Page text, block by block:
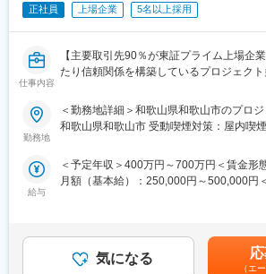
就業形態は下記いずれかの就業形態となり
■リモートワーク
ートワーク就業を活用しております。
ンから受け入れ後のフォローまでを一気
また、技術管理担当と営業が定期的に面
で、「働きやすい環境」を実現していま
・技術力向上の為の研修時間も勤務時間
なります。
正社員 上場企業 5名以上採用
仕事内容
【主要取引先90％が東証プライム上場企
たり信頼関係を構築しているプロジェク
122日・プライベート重視の働き方◎】
を中心とした開発プロジェクトで自動車
ECU、走行支援制御、通信系等）を中心
■配属先
勤務地
＜勤務地詳細＞和歌山県和歌山市のプロ
和歌山県和歌山市 受動喫煙対策：屋内喫
給与
＜予定年収＞400万円～700万円＜賃金形
月額（基本給）：250,000円～500,000円
あくまでも目安の金額であり、選考を通
ります。月給(月額)は固定手当を含めた表
気になる
（エ